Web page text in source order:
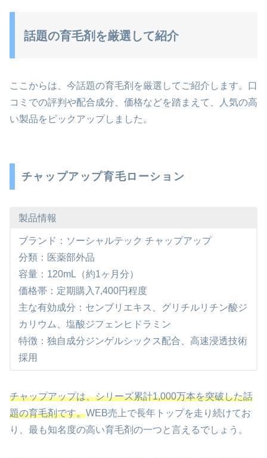
話題の育毛剤を厳選して紹介
ここからは、今話題の育毛剤を厳選してご紹介します。口
コミでの評判や配合成分、価格などを踏まえて、人気の高
い製品をピックアップしました。
チャップアップ育毛ローション
製品情報
ブランド：ソーシャルテック チャップアップ
分類：医薬部外品
容量：120mL（約1ヶ月分）
価格帯：定期購入7,400円程度
主な有効成分：センブリエキス、グリチルリチン酸ジ
カリウム、塩酸ジフェンヒドラミン
特徴：独自成分ジンゲルシックス配合、高速浸透技術
採用
チャップアップは、シリーズ累計1,000万本を突破した話
題の育毛剤です。WEB売上で長年トップを走り続けてお
り、最も知名度の高い育毛剤の一つと言えるでしょう。